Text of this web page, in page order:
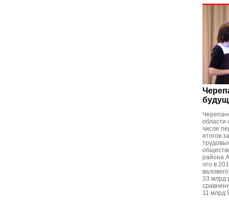
области
числе
итогов
района
что в
33 млрд
11 млрд